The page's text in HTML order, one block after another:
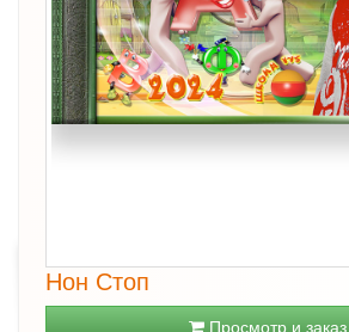
Нон Стоп
Просмотр и заказ